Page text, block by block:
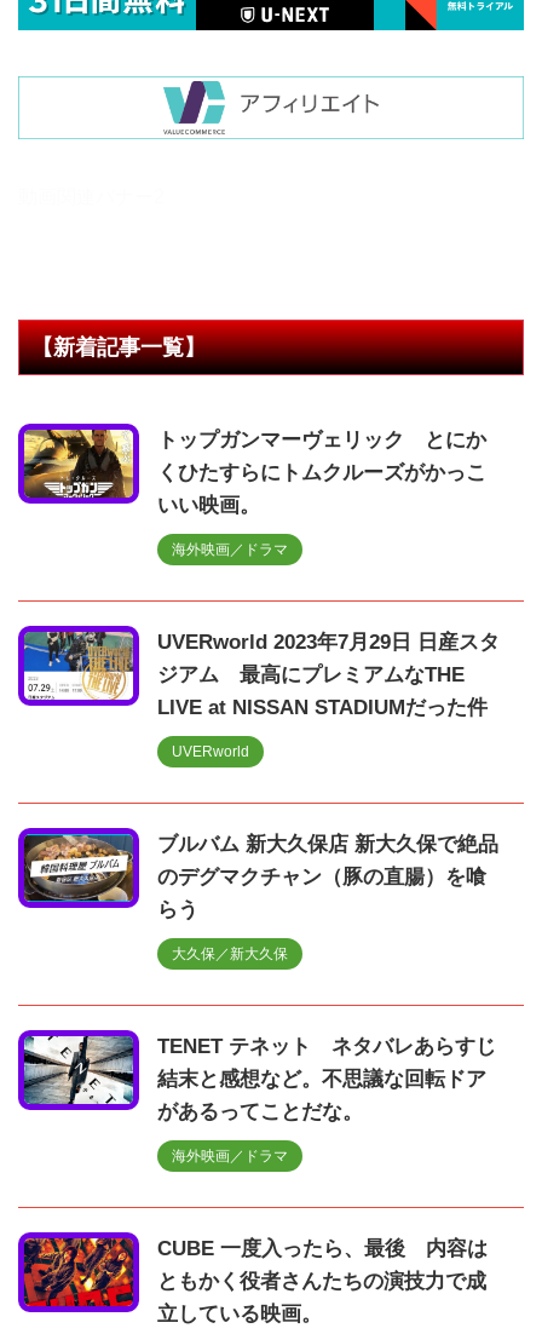
【新着記事一覧】
トップガンマーヴェリック とにか
くひたすらにトムクルーズがかっこ
いい映画。
海外映画／ドラマ
UVERworld 2023年7月29日 日産スタ
ジアム 最高にプレミアムなTHE
LIVE at NISSAN STADIUMだった件
UVERworld
ブルバム 新大久保店 新大久保で絶品
のデグマクチャン（豚の直腸）を喰
らう
大久保／新大久保
TENET テネット ネタバレあらすじ
結末と感想など。不思議な回転ドア
があるってことだな。
海外映画／ドラマ
CUBE 一度入ったら、最後 内容は
ともかく役者さんたちの演技力で成
立している映画。